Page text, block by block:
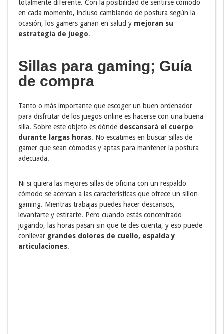
totalmente diferente. Con la posibilidad de sentirse cómodo
en cada momento, incluso cambiando de postura según la
ocasión, los gamers ganan en salud y mejoran su
estrategia de juego.
Sillas para gaming; Guía
de compra
Tanto o más importante que escoger un buen ordenador
para disfrutar de los juegos online es hacerse con una buena
silla. Sobre este objeto es dónde descansará el cuerpo
durante largas horas. No escatimes en buscar sillas de
gamer que sean cómodas y aptas para mantener la postura
adecuada.
Ni si quiera las mejores sillas de oficina con un respaldo
cómodo se acercan a las características que ofrece un sillon
gaming. Mientras trabajas puedes hacer descansos,
levantarte y estirarte. Pero cuando estás concentrado
jugando, las horas pasan sin que te des cuenta, y eso puede
conllevar grandes dolores de cuello, espalda y
articulaciones.